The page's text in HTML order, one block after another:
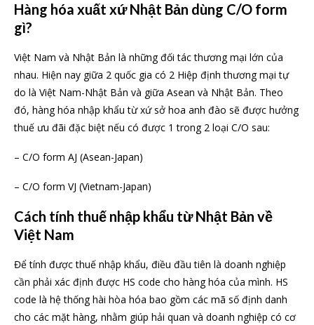
Hàng hóa xuất xứ Nhật Bản dùng C/O form
gì?
Việt Nam và Nhật Bản là những đối tác thương mại lớn của
nhau. Hiện nay giữa 2 quốc gia có 2 Hiệp định thương mại tự
do là Việt Nam-Nhật Bản và giữa Asean và Nhật Bản. Theo
đó, hàng hóa nhập khẩu từ xứ sở hoa anh đào sẽ được hưởng
thuế ưu đãi đặc biệt nếu có được 1 trong 2 loại C/O sau:
– C/O form AJ (Asean-Japan)
– C/O form VJ (Vietnam-Japan)
Cách tính thuế nhập khẩu từ Nhật Bản về
Việt Nam
Để tính được thuế nhập khẩu, điều đầu tiên là doanh nghiệp
cần phải xác định được HS code cho hàng hóa của mình. HS
code là hệ thống hài hòa hóa bao gồm các mã số định danh
cho các mặt hàng, nhằm giúp hải quan và doanh nghiệp có cơ